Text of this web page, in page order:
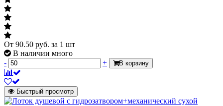
От 90.50 руб. за 1 шт
В наличии много
-
+ В корзину
Быстрый просмотр